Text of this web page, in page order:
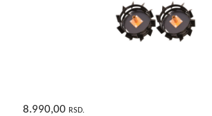
8.990,00 RSD.